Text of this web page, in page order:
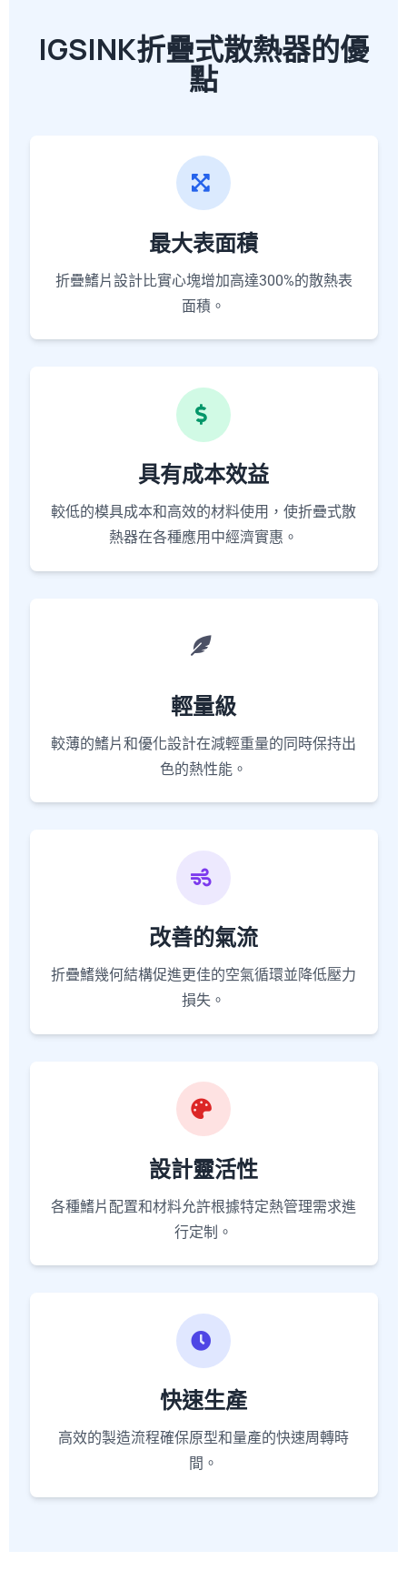
IGSINK折疊式散熱器的優
點
最大表面積
折疊鰭片設計比實心塊增加高達300%的散熱表
面積。
具有成本效益
較低的模具成本和高效的材料使用，使折疊式散
熱器在各種應用中經濟實惠。
輕量級
較薄的鰭片和優化設計在減輕重量的同時保持出
色的熱性能。
改善的氣流
折疊鰭幾何結構促進更佳的空氣循環並降低壓力
損失。
設計靈活性
各種鰭片配置和材料允許根據特定熱管理需求進
行定制。
快速生產
高效的製造流程確保原型和量產的快速周轉時
間。